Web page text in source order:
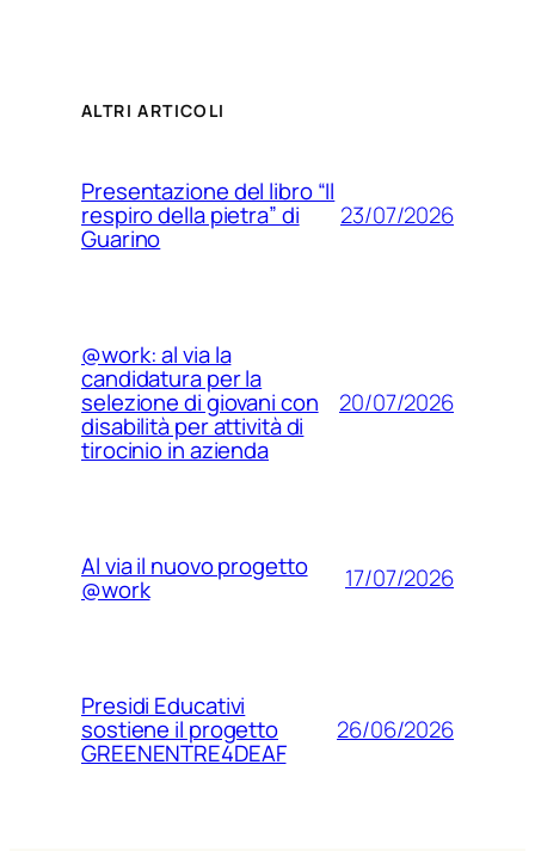
ALTRI ARTICOLI
Presentazione del libro “Il
respiro della pietra” di
Guarino
23/07/2026
@work: al via la
candidatura per la
selezione di giovani con
disabilità per attività di
tirocinio in azienda
20/07/2026
Al via il nuovo progetto
@work 17/07/2026
Presidi Educativi
sostiene il progetto
GREENENTRE4DEAF
26/06/2026